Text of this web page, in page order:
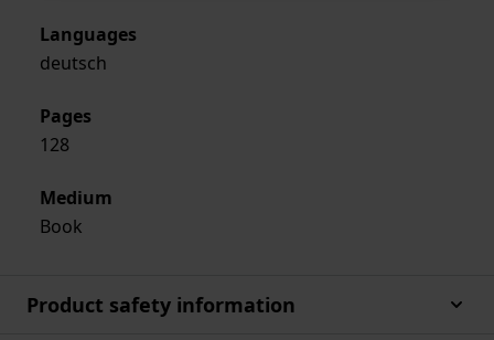
Languages
deutsch
Pages
128
Medium
Book
Product safety information